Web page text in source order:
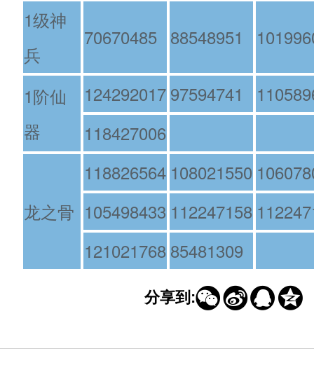
1级神
兵
70670485 88548951
1阶仙
器
124292017 97594741
118427006
龙之骨
118826564 108021550
105498433 112247158
121021768 85481309
分享到: